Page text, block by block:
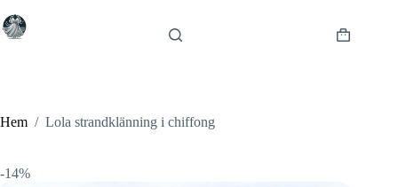
till
innehåll
Varukorg
Hem / Lola strandklänning i chiffong
-14%